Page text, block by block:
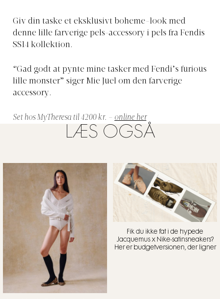
Giv din taske et eksklusivt boheme-look med
denne lille farverige pels-accessory i pels fra Fendis
SS14 kollektion.
“Gad godt at pynte mine tasker med Fendi’s furious
lille monster” siger Mie Juel om den farverige
accessory.
Set hos MyTheresa til 4200 kr. – online her
LÆS OGSÅ
Fik du ikke fat i de hypede
Jacquemus x Nike-satinsneakers?
Her er budgetversionen, der ligner